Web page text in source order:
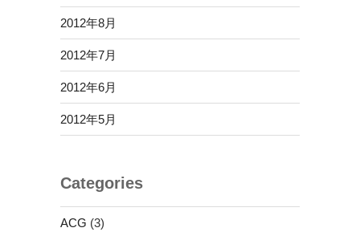
2012年8月
2012年7月
2012年6月
2012年5月
Categories
ACG (3)